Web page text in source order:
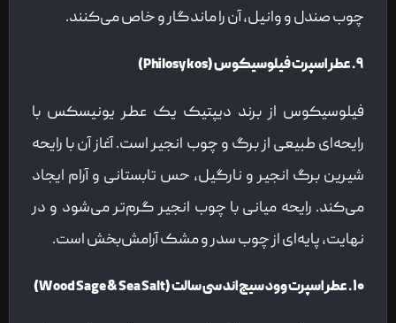
چوب صندل و وانیل، آن را ماندگار و خاص می‌کنند.
۹. عطر اسپرت فیلوسیکوس (Philosykos)
فیلوسیکوس از برند دیپتیک یک عطر یونیسکس با
رایحه‌ای طبیعی از برگ و چوب انجیر است. آغاز آن با رایحه
شیرین برگ انجیر و نارگیل، حس تابستانی و آرام ایجاد
می‌کند. رایحه میانی با چوب انجیر گرم‌تر می‌شود و در
نهایت، پایه‌ای از چوب سدر و مشک آرامش‌بخش است.
۱۰. عطر اسپرت وود سیج اند سی سالت (Wood Sage & Sea Salt)